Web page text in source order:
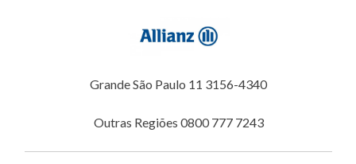
Grande São Paulo 11 3156-4340
Outras Regiões 0800 777 7243